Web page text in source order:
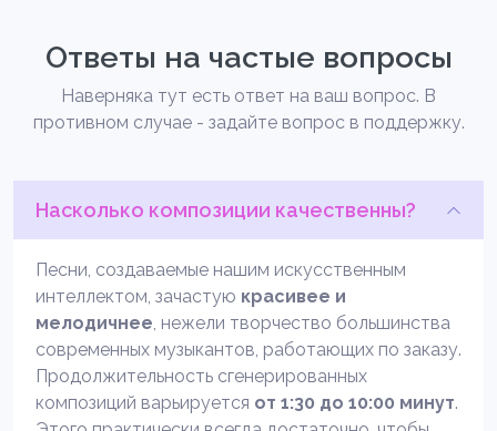
Ответы на частые вопросы
Наверняка тут есть ответ на ваш вопрос. В
противном случае - задайте вопрос в поддержку.
Насколько композиции качественны?
Песни, создаваемые нашим искусственным
интеллектом, зачастую красивее и
мелодичнее, нежели творчество большинства
современных музыкантов, работающих по заказу.
Продолжительность сгенерированных
композиций варьируется от 1:30 до 10:00 минут.